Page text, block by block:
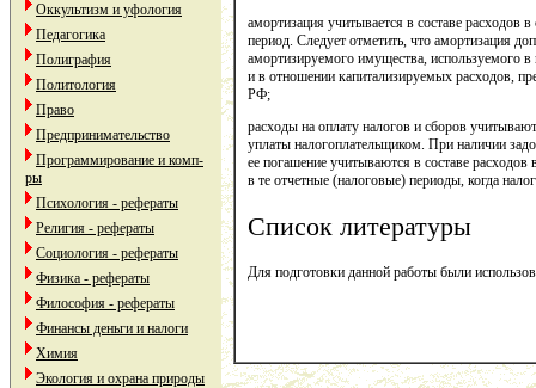
Оккультизм и уфология
Педагогика
Полиграфия
Политология
Право
Предпринимательство
Программирование и комп-
ры
Психология - рефераты
Религия - рефераты
Социология - рефераты
Физика - рефераты
Философия - рефераты
Финансы деньги и налоги
Химия
Экология и охрана природы
амортизация учитывается в составе
период. Следует отметить, что амортизация
амортизируемого имущества, используемого
и в отношении капитализируемых расходов,
РФ;
расходы на оплату налогов и сборов
уплаты налогоплательщиком. При наличии
ее погашение учитываются в составе
в те отчетные (налоговые) периоды, когда
Список литературы
Для подготовки данной работы были